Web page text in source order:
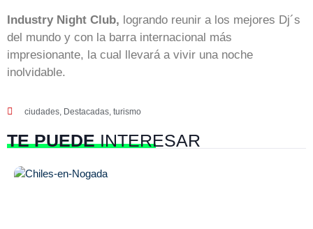
Industry Night Club, logrando reunir a los mejores Dj´s
del mundo y con la barra internacional más
impresionante, la cual llevará a vivir una noche
inolvidable.
ciudades Destacadas turismo
TE PUEDEINTERESAR